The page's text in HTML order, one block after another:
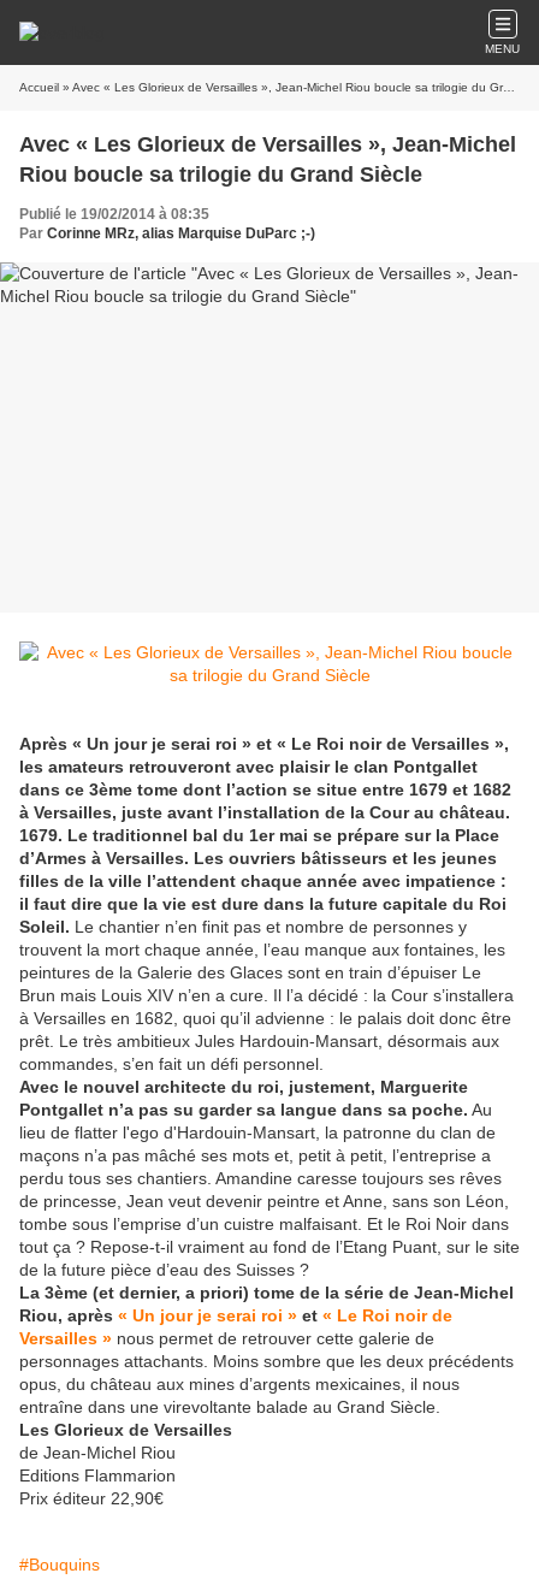
MENU
Accueil » Avec « Les Glorieux de Versailles », Jean-Michel Riou boucle sa trilogie du Grand Siècle
Avec « Les Glorieux de Versailles », Jean-Michel
Riou boucle sa trilogie du Grand Siècle
Publié le 19/02/2014 à 08:35
Par Corinne MRz, alias Marquise DuParc ;-)
Après « Un jour je serai roi » et « Le Roi noir de Versailles »,
les amateurs retrouveront avec plaisir le clan Pontgallet
dans ce 3ème tome dont l’action se situe entre 1679 et 1682
à Versailles, juste avant l’installation de la Cour au château.
1679. Le traditionnel bal du 1er mai se prépare sur la Place
d’Armes à Versailles. Les ouvriers bâtisseurs et les jeunes
filles de la ville l’attendent chaque année avec impatience :
il faut dire que la vie est dure dans la future capitale du Roi
Soleil. Le chantier n’en finit pas et nombre de personnes y
trouvent la mort chaque année, l’eau manque aux fontaines, les
peintures de la Galerie des Glaces sont en train d’épuiser Le
Brun mais Louis XIV n’en a cure. Il l’a décidé : la Cour s’installera
à Versailles en 1682, quoi qu’il advienne : le palais doit donc être
prêt. Le très ambitieux Jules Hardouin-Mansart, désormais aux
commandes, s’en fait un défi personnel.
Avec le nouvel architecte du roi, justement, Marguerite
Pontgallet n’a pas su garder sa langue dans sa poche. Au
lieu de flatter l'ego d'Hardouin-Mansart, la patronne du clan de
maçons n’a pas mâché ses mots et, petit à petit, l’entreprise a
perdu tous ses chantiers. Amandine caresse toujours ses rêves
de princesse, Jean veut devenir peintre et Anne, sans son Léon,
tombe sous l’emprise d’un cuistre malfaisant. Et le Roi Noir dans
tout ça ? Repose-t-il vraiment au fond de l’Etang Puant, sur le site
de la future pièce d’eau des Suisses ?
La 3ème (et dernier, a priori) tome de la série de Jean-Michel
Riou, après « Un jour je serai roi » et « Le Roi noir de
Versailles » nous permet de retrouver cette galerie de
personnages attachants. Moins sombre que les deux précédents
opus, du château aux mines d’argents mexicaines, il nous
entraîne dans une virevoltante balade au Grand Siècle.
Les Glorieux de Versailles
de Jean-Michel Riou
Editions Flammarion
Prix éditeur 22,90€
#Bouquins